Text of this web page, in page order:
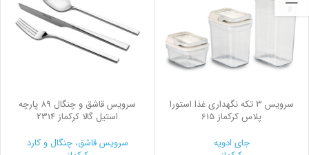
سرويس 3 تكه نگهداری غذا استورا
پلاس کرکماز 615
جای ادویه
سرویس قاشق و چنگال 89 پارچه
استیل گالا کرکماز 2314
سرویس قاشق، چنگال و کارد